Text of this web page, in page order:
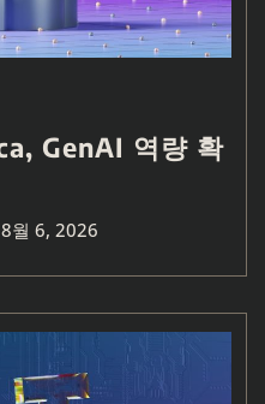
GenAI 역량 확
8월 6, 2026